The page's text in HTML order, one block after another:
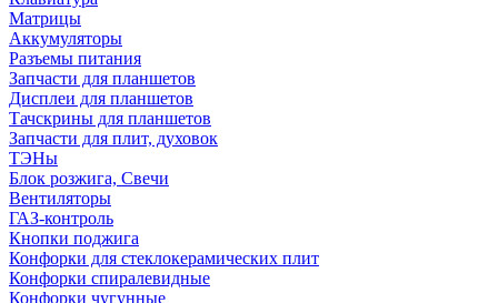
Матрицы
Аккумуляторы
Разъемы питания
Запчасти для планшетов
Дисплеи для планшетов
Тачскрины для планшетов
Запчасти для плит, духовок
ТЭНы
Блок розжига, Свечи
Вентиляторы
ГАЗ-контроль
Кнопки поджига
Конфорки для стеклокерамических плит
Конфорки спиралевидные
Конфорки чугунные